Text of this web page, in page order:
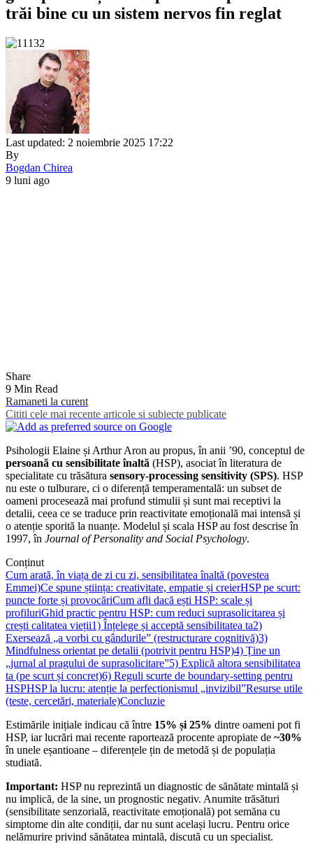
trăi bine cu un sistem nervos fin reglat
Last updated: 2 noiembrie 2025 17:22
By
Bogdan Chirea
9 luni ago
Share
9 Min Read
Ramaneti la curent
Cititi cele mai recente articole si subiecte publicate
Psihologii Elaine și Arthur Aron au propus, în anii ’90, conceptul de
persoană cu sensibilitate înaltă (HSP), asociat în literatura de
specialitate cu trăsătura sensory-processing sensitivity (SPS). HSP
nu este o tulburare, ci o diferență temperamentală: un subset de
oameni procesează mai profund stimulii și sunt mai receptivi la
detalii, ceea ce se traduce prin reactivitate emoțională mai intensă și
o atenție sporită la nuanțe. Modelul și scala HSP au fost descrise în
1997, în Journal of Personality and Social Psychology.
Conținut
Cum arată, în viața de zi cu zi, sensibilitatea înaltă (povestea
Emmei)Ce spune știința: creativitate, empatie și creierHSP pe scurt:
puncte forte și provocăriCum afli dacă ești HSP: scale și
profiluriGhid practic pentru HSP: cum reduci suprasolicitarea și
crești calitatea vieții1) Înțelege și acceptă sensibilitatea ta2)
Exersează „a vorbi cu gândurile” (restructurare cognitivă)3)
Mindfulness orientat pe detalii (potrivit pentru HSP)4) Ține un
„jurnal al pragului de suprasolicitare”5) Explică altora sensibilitatea
ta (pe scurt și concret)6) Reguli scurte de boundary-setting pentru
HSPHSP la lucru: atenție la perfecționismul „invizibil”Resurse utile
(teste, cercetări, materiale)Concluzie
Estimările inițiale indicau că între 15% și 25% dintre oameni pot fi
HSP, iar lucrări mai recente raportează procente apropiate de ~30%
în unele eșantioane – diferențele țin de metodă și de populația
studiată.
Important: HSP nu reprezintă un diagnostic de sănătate mintală și
nu implică, de la sine, un prognostic negativ. Anumite trăsături
(sensibilitate senzorială, reactivitate emoțională) pot semăna cu
simptome din alte condiții, dar nu sunt același lucru. Pentru orice
nelămurire privind sănătatea mintală, discută cu un specialist.